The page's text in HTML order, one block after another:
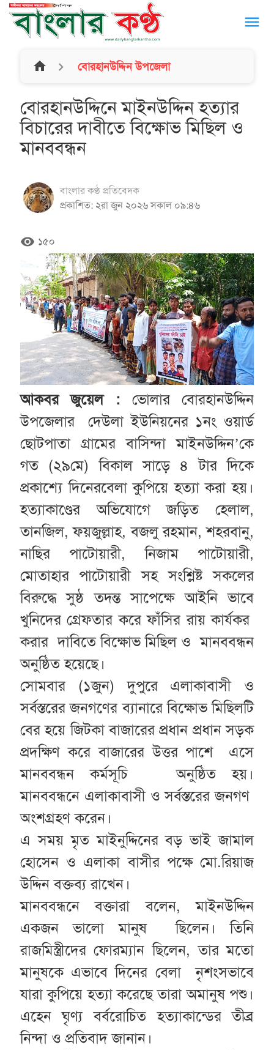
menu
home বোরহানউদ্দিন উপজেলা
বোরহানউদ্দিনে মাইনউদ্দিন হত্যার
বিচারের দাবীতে বিক্ষোভ মিছিল ও
মানববন্ধন
বাংলার কণ্ঠ প্রতিবেদক
প্রকাশিত: ২রা জুন ২০২৬ সকাল ০৯:৪৬
remove_red_eye ১৫০
আকবর জুয়েল : ভোলার বোরহানউদ্দিন
উপজেলার দেউলা ইউনিয়নের ১নং ওয়ার্ড
ছোটপাতা গ্রামের বাসিন্দা মাইনউদ্দিন’কে
গত (২৯মে) বিকাল সাড়ে ৪ টার দিকে
প্রকাশ্যে দিনেরবেলা কুপিয়ে হত্যা করা হয়।
হত্যাকাণ্ডের অভিযোগে জড়িত হেলাল,
তানজিল, ফয়জুল্লাহ, বজলু রহমান, শহরবানু,
নাছির পাটোয়ারী, নিজাম পাটোয়ারী,
মোতাহার পাটোয়ারী সহ সংশ্লিষ্ট সকলের
বিরুদ্ধে সুষ্ঠ তদন্ত সাপেক্ষে আইনি ভাবে
খুনিদের গ্রেফতার করে ফাঁসির রায় কার্যকর
করার দাবিতে বিক্ষোভ মিছিল ও মানববন্ধন
অনুষ্ঠিত হয়েছে।
সোমবার (১জুন) দুপুরে এলাকাবাসী ও
সর্বস্তরের জনগণের ব্যানারে বিক্ষোভ মিছিলটি
বের হয়ে জিটকা বাজারের প্রধান প্রধান সড়ক
প্রদক্ষিণ করে বাজারের উত্তর পাশে এসে
মানববন্ধন কর্মসূচি অনুষ্ঠিত হয়।
মানববন্ধনে এলাকাবাসী ও সর্বস্তরের জনগণ
অংশগ্রহণ করেন।
এ সময় মৃত মাইনুদ্দিনের বড় ভাই জামাল
হোসেন ও এলাকা বাসীর পক্ষে মো.রিয়াজ
উদ্দিন বক্তব্য রাখেন।
মানববন্ধনে বক্তারা বলেন, মাইনউদ্দিন
একজন ভালো মানুষ ছিলেন। তিনি
রাজমিস্ত্রীদের ফোরম্যান ছিলেন, তার মতো
মানুষকে এভাবে দিনের বেলা নৃশংসভাবে
যারা কুপিয়ে হত্যা করেছে তারা অমানুষ পশু।
এহেন ঘৃণ্য বর্বরোচিত হত্যাকান্ডের তীব্র
নিন্দা ও প্রতিবাদ জানান।